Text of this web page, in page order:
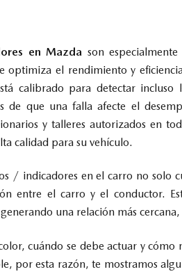
en Mazda son
optimiza el rendimiento y
calibrado para detectar incluso
de que una falla afecte el
y talleres autorizados en
calidad para su vehículo.
/ indicadores en el carro no solo
entre el carro y el conductor.
una relación más
cuándo se debe actuar y
por esta razón, te mostramos